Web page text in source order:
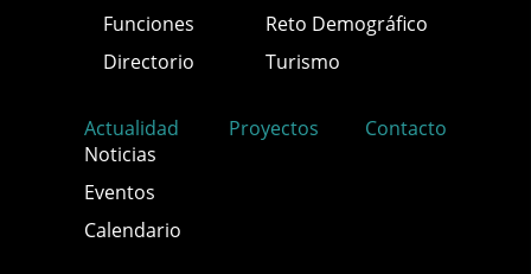
Funciones
Directorio
Reto Demográfico
Turismo
Actualidad
Noticias
Eventos
Calendario
Proyectos Contacto